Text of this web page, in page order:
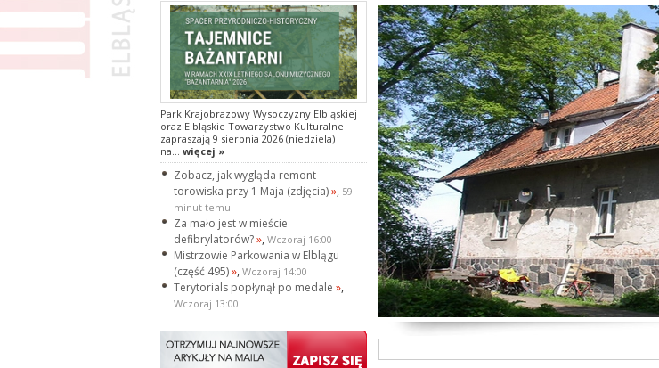
Park Krajobrazowy Wysoczyzny Elbląskiej
oraz Elbląskie Towarzystwo Kulturalne
zapraszają 9 sierpnia 2026 (niedziela)
na... więcej »
Zobacz, jak wygląda remont
torowiska przy 1 Maja (zdjęcia)», 59
minut temu
Za mało jest w mieście
defibrylatorów?», Wczoraj 16:00
Mistrzowie Parkowania w Elblągu
(część 495)», Wczoraj 14:00
Terytorials popłynął po medale »,
Wczoraj 13:00